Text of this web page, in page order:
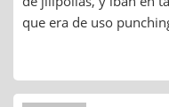
que era de uso